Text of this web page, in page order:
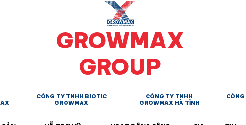
GROWMAX
GROUP
CÔNG TY TNHH BIOTIC
GROWMAX
CÔNG TY TNHH
GROWMAX HÀ TĨNH